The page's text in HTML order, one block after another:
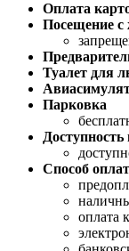
Оплата
Посещение
Туалет для
Парковка
Способ
оплата